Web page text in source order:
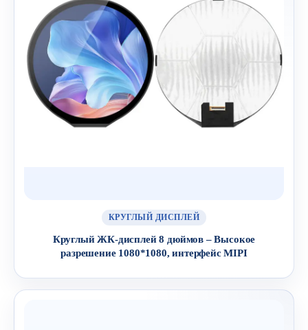
КРУГЛЫЙ ДИСПЛЕЙ
Круглый ЖК-дисплей 8 дюймов – Высокое
разрешение 1080*1080, интерфейс MIPI